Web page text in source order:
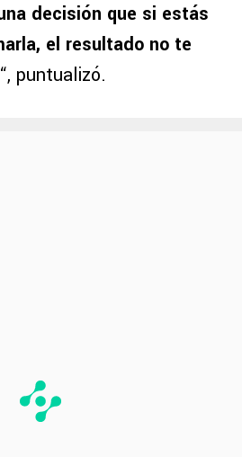
decisión que si estás
el resultado no te
“, puntualizó.